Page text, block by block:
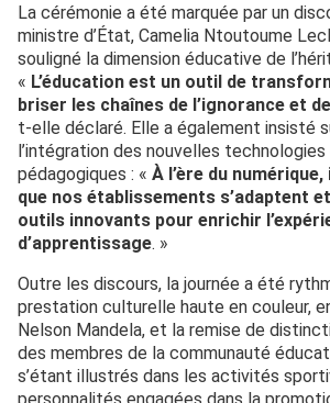
La cérémonie a été marquée par un
ministre d’État, Camelia Ntoutoume
souligné la dimension éducative de
« L’éducation est un outil de
briser les chaînes de l’ignorance et
t-elle déclaré. Elle a également insisté
l’intégration des nouvelles
pédagogiques : « À l’ère du
que nos établissements s’adaptent
outils innovants pour enrichir
d’apprentissage. »
Outre les discours, la journée a été
prestation culturelle haute en couleur,
Nelson Mandela, et la remise de
des membres de la communauté
s’étant illustrés dans les activités